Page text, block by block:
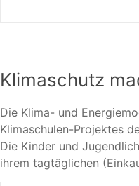
Klimaschutz
Die Klima- und
Klimaschulen-Projektes
Die Kinder und
ihrem tagtäglichen